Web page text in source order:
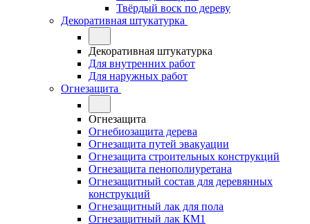
Твёрдый воск по дереву
Декоративная штукатурка
Декоративная штукатурка
Для внутренних работ
Для наружных работ
Огнезащита
Огнезащита
Огнебиозащита дерева
Огнезащита путей эвакуации
Огнезащита строительных конструкций
Огнезащита пенополиуретана
Огнезащитный состав для деревянных
конструкций
Огнезащитный лак для пола
Огнезащитный лак КМ1